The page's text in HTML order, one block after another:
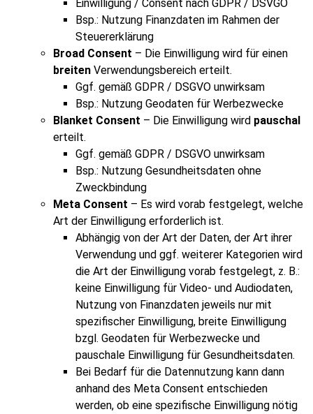
Einwilligung / Consent nach GDPR / DSVGO
Bsp.: Nutzung Finanzdaten im Rahmen der
Steuererklärung
Broad Consent – Die Einwilligung wird für einen
breiten Verwendungsbereich erteilt.
Ggf. gemäß GDPR / DSGVO unwirksam
Bsp.: Nutzung Geodaten für Werbezwecke
Blanket Consent – Die Einwilligung wird pauschal
erteilt.
Ggf. gemäß GDPR / DSGVO unwirksam
Bsp.: Nutzung Gesundheitsdaten ohne
Zweckbindung
Meta Consent – Es wird vorab festgelegt, welche
Art der Einwilligung erforderlich ist.
Abhängig von der Art der Daten, der Art ihrer
Verwendung und ggf. weiterer Kategorien wird
die Art der Einwilligung vorab festgelegt, z. B.:
keine Einwilligung für Video- und Audiodaten,
Nutzung von Finanzdaten jeweils nur mit
spezifischer Einwilligung, breite Einwilligung
bzgl. Geodaten für Werbezwecke und
pauschale Einwilligung für Gesundheitsdaten.
Bei Bedarf für die Datennutzung kann dann
anhand des Meta Consent entschieden
werden, ob eine spezifische Einwilligung nötig